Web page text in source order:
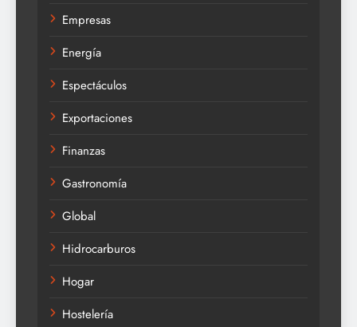
Empresas
Energía
Espectáculos
Exportaciones
Finanzas
Gastronomía
Global
Hidrocarburos
Hogar
Hostelería